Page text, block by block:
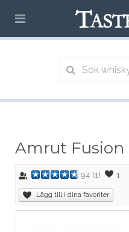
Amrut Fusion
94 (1) 1
Lägg till i dina favoriter